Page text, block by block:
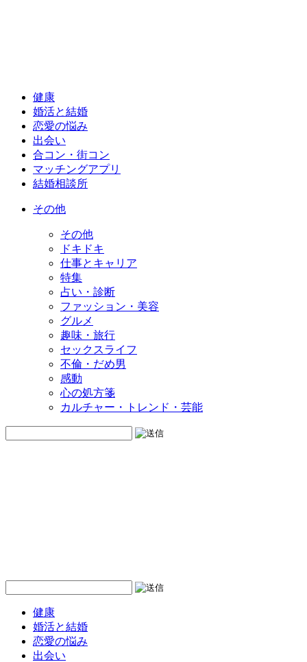
健康
婚活と結婚
恋愛の悩み
出会い
合コン・街コン
マッチングアプリ
結婚相談所
その他
その他
ドキドキ
仕事とキャリア
特集
占い・診断
ファッション・美容
グルメ
趣味・旅行
セックスライフ
不倫・だめ男
感動
心の処方箋
カルチャー・トレンド・芸能
健康
婚活と結婚
恋愛の悩み
出会い